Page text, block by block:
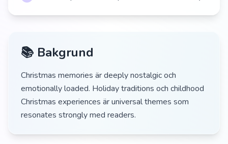
📚 Bakgrund
Christmas memories är deeply nostalgic och
emotionally loaded. Holiday traditions och childhood
Christmas experiences är universal themes som
resonates strongly med readers.